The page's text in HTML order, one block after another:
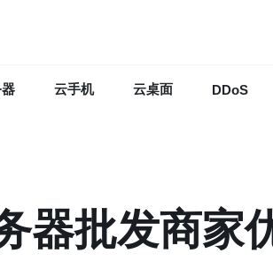
云手机 云桌面 DDoS
器批发商家